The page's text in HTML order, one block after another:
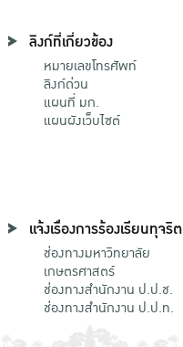
ลิงก์ที่เกี่ยวข้อง
หมายเลขโทรศัพท์
ลิงก์ด่วน
แผนที่ มก.
แผนผังเว็บไซต์
แจ้งเรื่องการร้องเรียนทุจริต
ช่องทางมหาวิทยาลัย
เกษตรศาสตร์
ช่องทางสำนักงาน ป.ป.ช.
ช่องทางสำนักงาน ป.ป.ท.